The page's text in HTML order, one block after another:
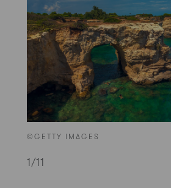
©GETTY IMAGES
1 /11